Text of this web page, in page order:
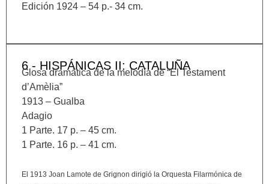
Edición 1924 – 54 p.- 34 cm.
6 - HISPÁNICAS II: CATALUÑA
Glosa dramática de la melodía de “El Testament
d’Amèlia”
1913 – Gualba
Adagio
1 Parte. 17 p. – 45 cm.
1 Parte. 16 p. – 41 cm.
El 1913 Joan Lamote de Grignon dirigió la Orquesta Filarmónica de